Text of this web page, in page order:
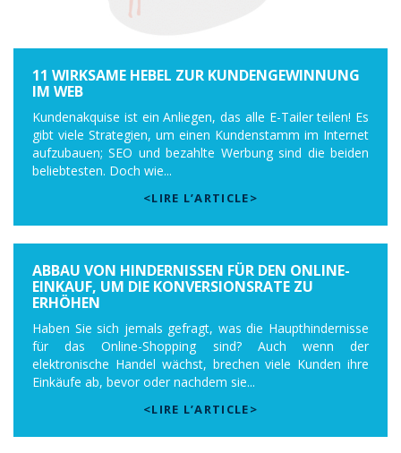
11 WIRKSAME HEBEL ZUR KUNDENGEWINNUNG
IM WEB
Kundenakquise ist ein Anliegen, das alle E-Tailer teilen! Es
gibt viele Strategien, um einen Kundenstamm im Internet
aufzubauen; SEO und bezahlte Werbung sind die beiden
beliebtesten. Doch wie...
<LIRE L’ARTICLE>
ABBAU VON HINDERNISSEN FÜR DEN ONLINE-
EINKAUF, UM DIE KONVERSIONSRATE ZU
ERHÖHEN
Haben Sie sich jemals gefragt, was die Haupthindernisse
für das Online-Shopping sind? Auch wenn der
elektronische Handel wächst, brechen viele Kunden ihre
Einkäufe ab, bevor oder nachdem sie...
<LIRE L’ARTICLE>